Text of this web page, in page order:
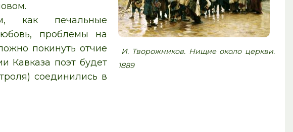
И. Творожников. Нищие около церкви.
1889
как печальные
проблемы на
покинуть отчие
Кавказа поэт будет
соединились в